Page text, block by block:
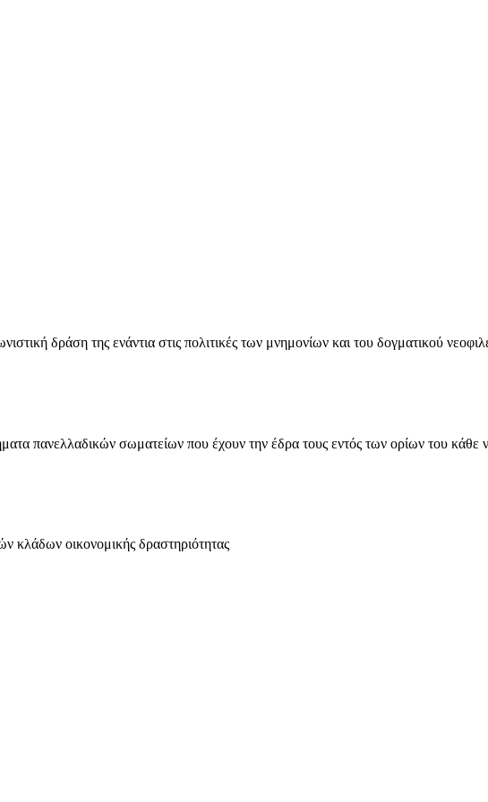
δράση της ενάντια στις πολιτικές των μνημονίων και του δογματικού
πανελλαδικών σωματείων που έχουν την έδρα τους εντός των ορίων του κάθε
κλάδων οικονομικής δραστηριότητας